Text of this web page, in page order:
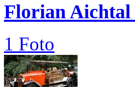
Florian Aichtal
1 Foto